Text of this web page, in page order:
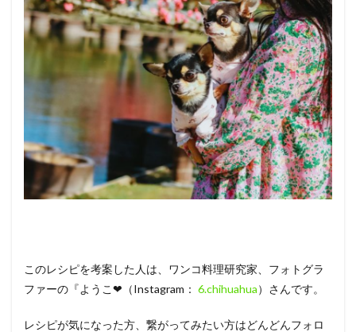
このレシピを考案した人は、ワンコ料理研究家、フォトグラ
ファーの『ようこ❤（Instagram： 6.chihuahua）さんです。
レシピが気になった方、繋がってみたい方はどんどんフォロ